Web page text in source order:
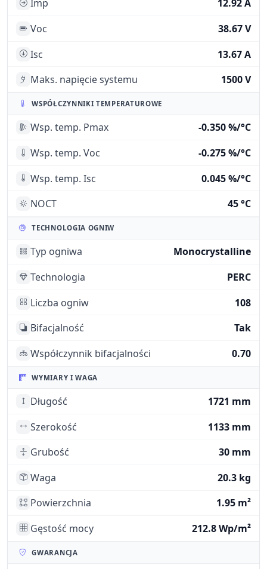
Imp
12.92 A
Voc
38.67 V
Isc
13.67 A
Maks. napięcie systemu
1500 V
WSPÓŁCZYNNIKI TEMPERATUROWE
Wsp. temp. Pmax
-0.350 %/°C
Wsp. temp. Voc
-0.275 %/°C
Wsp. temp. Isc
0.045 %/°C
NOCT
45 °C
TECHNOLOGIA OGNIW
Typ ogniwa
Monocrystalline
Technologia
PERC
Liczba ogniw
108
Bifacjalność
Tak
Współczynnik bifacjalności
0.70
WYMIARY I WAGA
Długość
1721 mm
Szerokość
1133 mm
Grubość
30 mm
Waga
20.3 kg
Powierzchnia
1.95 m²
Gęstość mocy
212.8 Wp/m²
GWARANCJA